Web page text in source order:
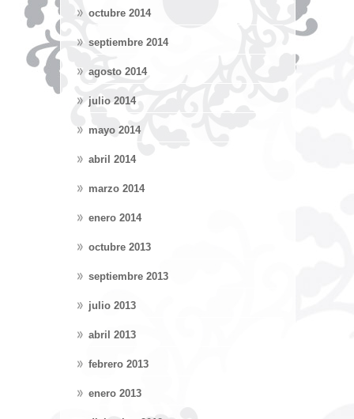
octubre 2014
septiembre 2014
agosto 2014
julio 2014
mayo 2014
abril 2014
marzo 2014
enero 2014
octubre 2013
septiembre 2013
julio 2013
abril 2013
febrero 2013
enero 2013